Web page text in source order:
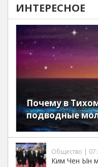
ИНТЕРЕСНОЕ
Почему в
подводные
Общество |
Ким Чен Ын